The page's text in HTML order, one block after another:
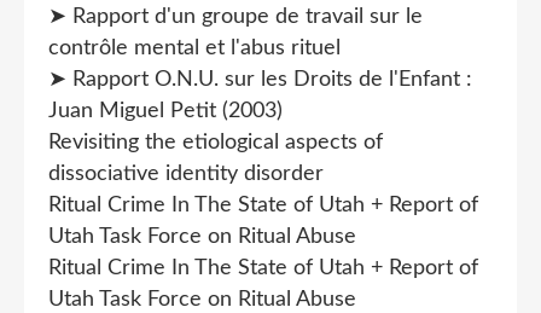
➤ Rapport d'un groupe de travail sur le
contrôle mental et l'abus rituel
➤ Rapport O.N.U. sur les Droits de l'Enfant :
Juan Miguel Petit (2003)
Revisiting the etiological aspects of
dissociative identity disorder
Ritual Crime In The State of Utah + Report of
Utah Task Force on Ritual Abuse
Ritual Crime In The State of Utah + Report of
Utah Task Force on Ritual Abuse